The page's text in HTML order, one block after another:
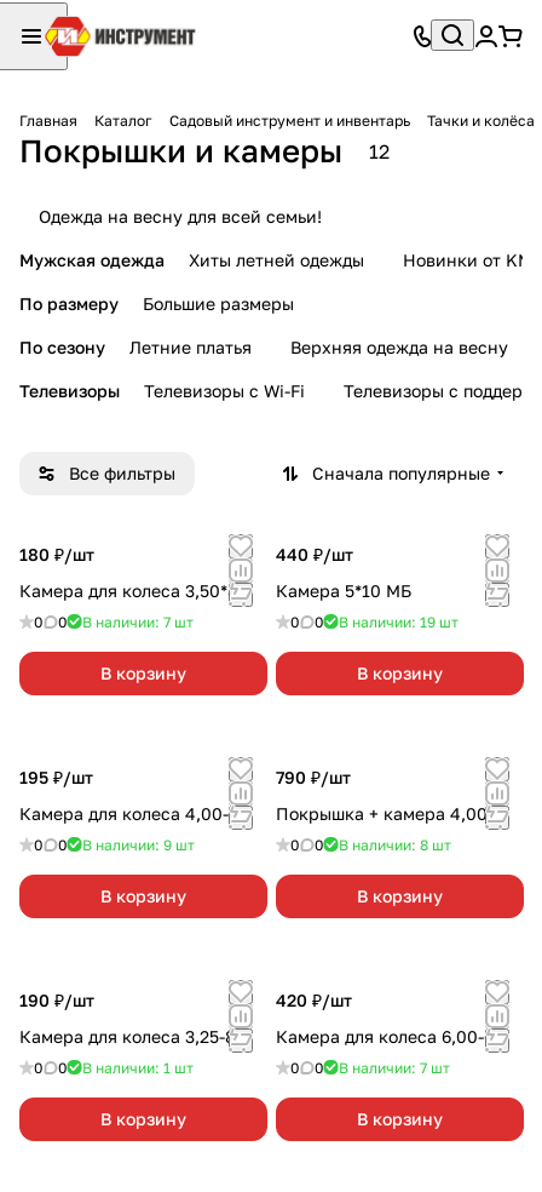
Главная Каталог Садовый инструмент и инвентарь Тачки и колёса
Покрышки и камеры 12
Одежда на весну для всей семьи!
Мужская одежда Хиты летней одежды Новинки от KMI
По размеру Большие размеры
По сезону Летние платья Верхняя одежда на весну
Телевизоры Телевизоры с Wi-Fi Телевизоры с
Все фильтры Сначала популярные
180 ₽/шт
Камера для колеса 3,50*8
0 0 В наличии: 7 шт
В корзину
440 ₽/шт
Камера 5*10 МБ
0 0 В наличии: 19 шт
В корзину
195 ₽/шт
Камера для колеса 4,00-6
0 0 В наличии: 9 шт
В корзину
790 ₽/шт
Покрышка + камера 4,00-8
0 0 В наличии: 8 шт
В корзину
190 ₽/шт
Камера для колеса 3,25-8
0 0 В наличии: 1 шт
В корзину
420 ₽/шт
Камера для колеса 6,00-6
0 0 В наличии: 7 шт
В корзину